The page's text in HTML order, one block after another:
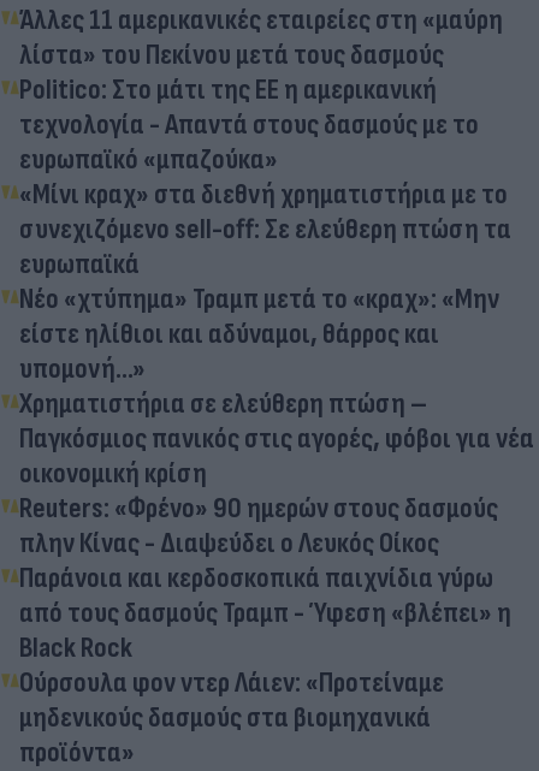
Άλλες 11 αμερικανικές εταιρείες στη «μαύρη
λίστα» του Πεκίνου μετά τους δασμούς
Politico: Στο μάτι της ΕΕ η αμερικανική
τεχνολογία - Απαντά στους δασμούς με το
ευρωπαϊκό «μπαζούκα»
«Μίνι κραχ» στα διεθνή χρηματιστήρια με το
συνεχιζόμενο sell-off: Σε ελεύθερη πτώση τα
ευρωπαϊκά
Νέο «χτύπημα» Τραμπ μετά το «κραχ»: «Μην
είστε ηλίθιοι και αδύναμοι, θάρρος και
υπομονή...»
Χρηματιστήρια σε ελεύθερη πτώση –
Παγκόσμιος πανικός στις αγορές, φόβοι για νέα
οικονομική κρίση
Reuters: «Φρένο» 90 ημερών στους δασμούς
πλην Κίνας - Διαψεύδει ο Λευκός Οίκος
Παράνοια και κερδοσκοπικά παιχνίδια γύρω
από τους δασμούς Τραμπ - Ύφεση «βλέπει» η
Black Rock
Ούρσουλα φον ντερ Λάιεν: «Προτείναμε
μηδενικούς δασμούς στα βιομηχανικά
προϊόντα»